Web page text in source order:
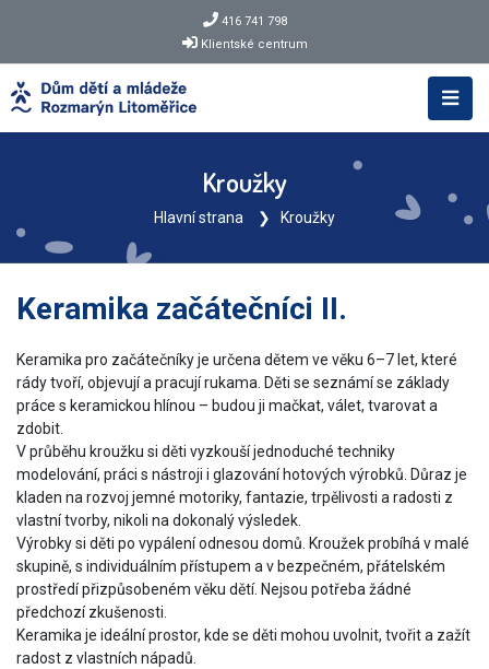
416 741 798
Klientské centrum
Kroužky
Hlavní strana Kroužky
Keramika začátečníci II.
Keramika pro začátečníky je určena dětem ve věku 6–7 let, které
rády tvoří, objevují a pracují rukama. Děti se seznámí se základy
práce s keramickou hlínou – budou ji mačkat, válet, tvarovat a
zdobit.
V průběhu kroužku si děti vyzkouší jednoduché techniky
modelování, práci s nástroji i glazování hotových výrobků. Důraz je
kladen na rozvoj jemné motoriky, fantazie, trpělivosti a radosti z
vlastní tvorby, nikoli na dokonalý výsledek.
Výrobky si děti po vypálení odnesou domů. Kroužek probíhá v malé
skupině, s individuálním přístupem a v bezpečném, přátelském
prostředí přizpůsobeném věku dětí. Nejsou potřeba žádné
předchozí zkušenosti.
Keramika je ideální prostor, kde se děti mohou uvolnit, tvořit a zažít
radost z vlastních nápadů.